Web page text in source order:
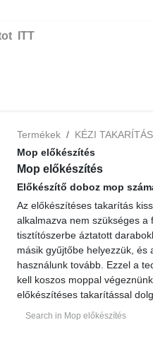
Termékek KÉZI TAKARÍTÁS
Mop előkészítés
Mop előkészítés
Előkészítő doboz mop
Az előkészítéses takarítás
nem szükséges a felmosás
áztatott darabokkal
helyezzük, és a mop
Ezzel a technológiával
végeznünk a felmosást. Egyes
dolgozni, ilyenek például a